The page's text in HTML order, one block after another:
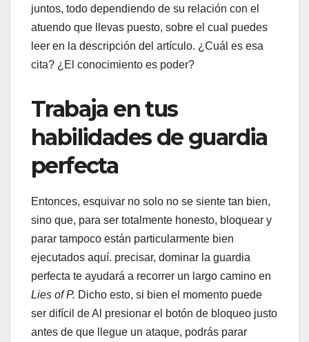
juntos, todo dependiendo de su relación con el
atuendo que llevas puesto, sobre el cual puedes
leer en la descripción del artículo. ¿Cuál es esa
cita? ¿El conocimiento es poder?
Trabaja en tus
habilidades de guardia
perfecta
Entonces, esquivar no solo no se siente tan bien,
sino que, para ser totalmente honesto, bloquear y
parar tampoco están particularmente bien
ejecutados aquí. precisar, dominar la guardia
perfecta te ayudará a recorrer un largo camino en
Lies of P. Dicho esto, si bien el momento puede
ser difícil de Al presionar el botón de bloqueo justo
antes de que llegue un ataque, podrás parar